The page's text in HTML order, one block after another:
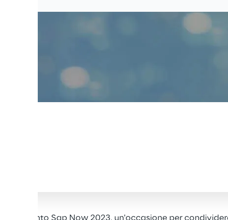
all'evento Sap Now 2023, un'occasione per